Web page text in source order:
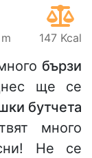
147 Kcal
бързи
ще се
бутчета
много
Не се